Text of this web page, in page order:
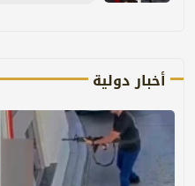
أخبار دولية